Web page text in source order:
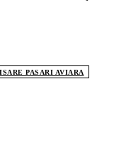
PASARI AVIARA